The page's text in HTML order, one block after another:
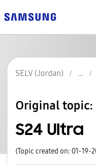
SELV (Jordan)
Original topic:
S24 Ultra
(Topic created on: 01-19-